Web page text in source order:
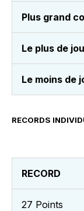
Plus grand
Le plus de
Le moins de
RECORDS
RECORD
27 Points